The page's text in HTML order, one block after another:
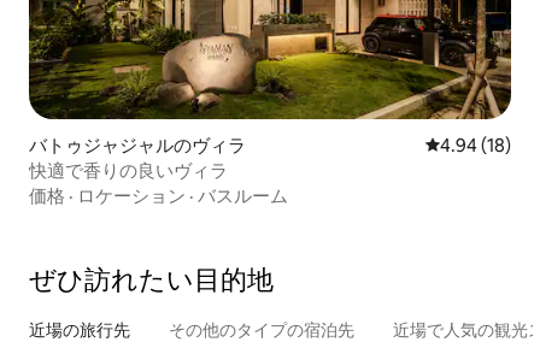
バトゥジャジャルのヴィラ レビュー18
4.94 (18)
快適で香りの良いヴィラ
価格 · ロケーション · バスルーム
ぜひ訪⁠れ⁠た⁠い目⁠的⁠地
近場の旅行先 その他のタ⁠イ⁠プ⁠の宿⁠泊⁠先 近場で人気の観光